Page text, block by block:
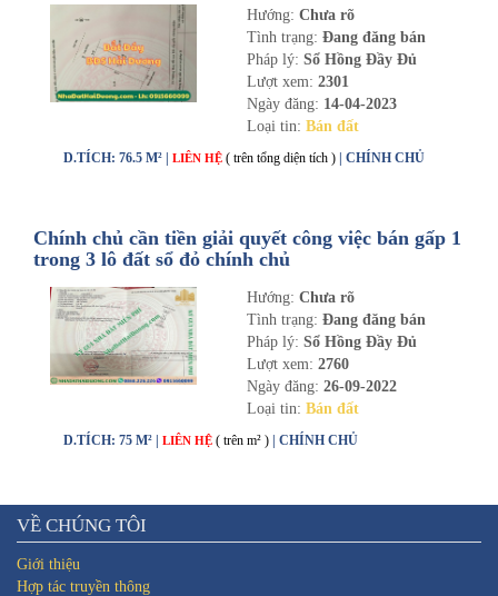
Hướng: Chưa rõ
Tình trạng: Đang đăng bán
Pháp lý: Sổ Hồng Đầy Đủ
Lượt xem: 2301
Ngày đăng: 14-04-2023
Loại tin: Bán đất
D.TÍCH: 76.5 M² | LIÊN HỆ ( trên tổng diện tích ) | CHÍNH CHỦ
Chính chủ cần tiền giải quyết công việc bán gấp 1
trong 3 lô đất sổ đỏ chính chủ
Hướng: Chưa rõ
Tình trạng: Đang đăng bán
Pháp lý: Sổ Hồng Đầy Đủ
Lượt xem: 2760
Ngày đăng: 26-09-2022
Loại tin: Bán đất
D.TÍCH: 75 M² | LIÊN HỆ ( trên m² ) | CHÍNH CHỦ
VỀ CHÚNG TÔI
Giới thiệu
Hợp tác truyền thông